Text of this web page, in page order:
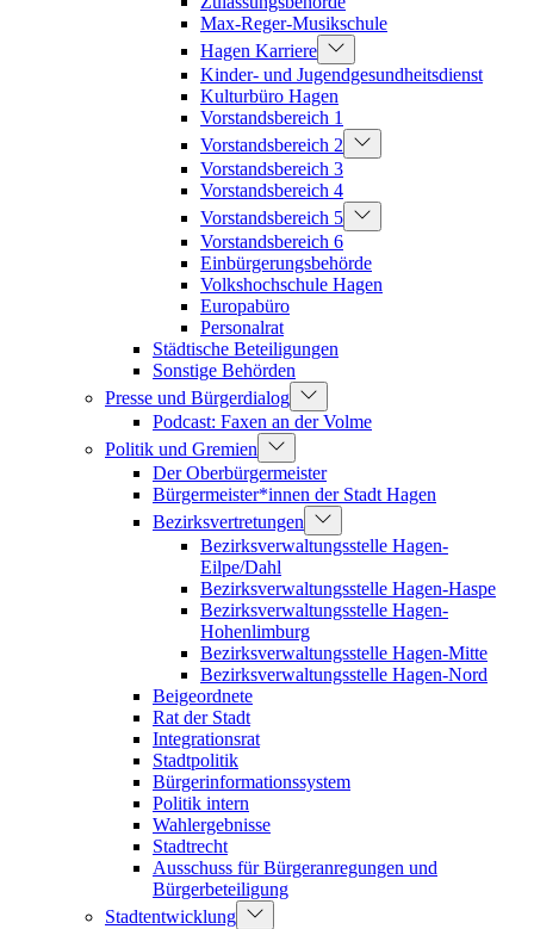
Max-Reger-Musikschule
Hagen Karriere
Kinder- und Jugendgesundheitsdienst
Kulturbüro Hagen
Vorstandsbereich 1
Vorstandsbereich 2
Vorstandsbereich 3
Vorstandsbereich 4
Vorstandsbereich 5
Vorstandsbereich 6
Einbürgerungsbehörde
Volkshochschule Hagen
Europabüro
Personalrat
Städtische Beteiligungen
Sonstige Behörden
Presse und Bürgerdialog
Podcast: Faxen an der Volme
Politik und Gremien
Der Oberbürgermeister
Bürgermeister*innen der Stadt Hagen
Bezirksvertretungen
Bezirksverwaltungsstelle Hagen-
Eilpe/Dahl
Bezirksverwaltungsstelle Hagen-Haspe
Bezirksverwaltungsstelle Hagen-
Hohenlimburg
Bezirksverwaltungsstelle Hagen-Mitte
Bezirksverwaltungsstelle Hagen-Nord
Beigeordnete
Rat der Stadt
Integrationsrat
Stadtpolitik
Bürgerinformationssystem
Politik intern
Wahlergebnisse
Stadtrecht
Ausschuss für Bürgeranregungen und
Bürgerbeteiligung
Stadtentwicklung